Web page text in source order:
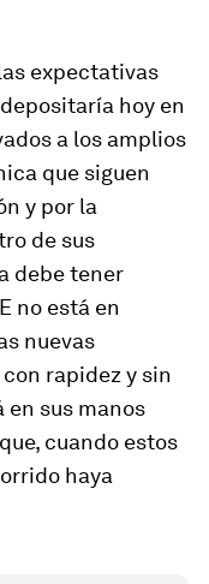
expectativas
hoy en
a los amplios
que siguen
y por la
de sus
debe tener
no está en
nuevas
rapidez y sin
en sus manos
cuando estos
haya